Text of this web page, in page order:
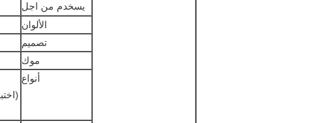
يسخدم من اجل
الألوان
تصميم
موك
أنواع